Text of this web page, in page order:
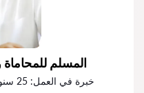
المسلم للمحاماة
خبرة في العمل: 25 سنوات